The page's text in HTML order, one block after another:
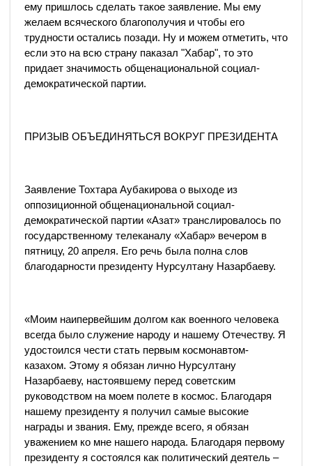
ему пришлось сделать такое заявление. Мы ему
желаем всяческого благополучия и чтобы его
трудности остались позади. Ну и можем отметить, что
если это на всю страну паказал "Хабар", то это
придает значимость общенациональной социал-
демократической партии.
ПРИЗЫВ ОБЪЕДИНЯТЬСЯ ВОКРУГ ПРЕЗИДЕНТА
Заявление Тохтара Аубакирова о выходе из
оппозиционной общенациональной социал-
демократической партии «Азат» транслировалось по
государственному телеканалу «Хабар» вечером в
пятницу, 20 апреля. Его речь была полна слов
благодарности президенту Нурсултану Назарбаеву.
«Моим наипервейшим долгом как военного человека
всегда было служение народу и нашему Отечеству. Я
удостоился чести стать первым космонавтом-
казахом. Этому я обязан лично Нурсултану
Назарбаеву, настоявшему перед советским
руководством на моем полете в космос. Благодаря
нашему президенту я получил самые высокие
награды и звания. Ему, прежде всего, я обязан
уважением ко мне нашего народа. Благодаря первому
президенту я состоялся как политический деятель –